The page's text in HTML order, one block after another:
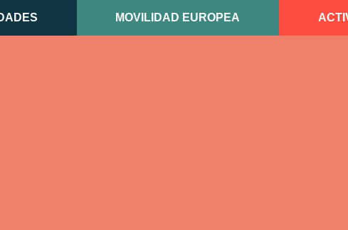
MOVILIDAD EUROPEA